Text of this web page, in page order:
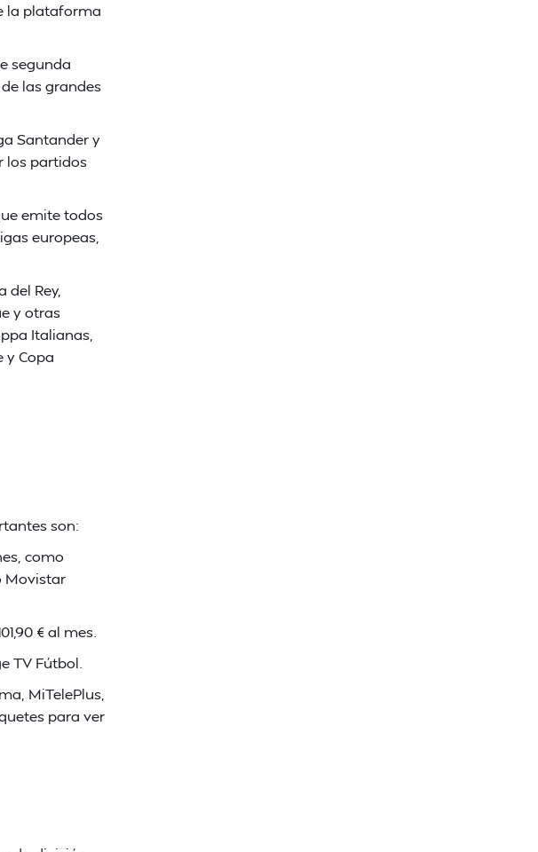
la plataforma
segunda
las grandes
Santander y
los partidos
emite todos
europeas,
Rey,
y otras
Italianas,
y Copa
son:
como
Movistar
€ al mes.
TV Fútbol.
MiTelePlus,
para ver